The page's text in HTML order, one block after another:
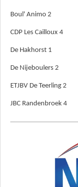
Boul' Animo 2
CDP Les Cailloux 4
De Hakhorst 1
De Nijeboulers 2
ETJBV De Teerling 2
JBC Randenbroek 4